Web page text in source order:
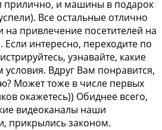
прилично, и машины в подарок
Все остальные отлично
на привлечение посетителей на
Если интересно, переходите по
узнавайте, какие
условия. Вдруг Вам понравится,
Может тоже в числе первых
окажетесь)) Обиднее всего,
видеоканалы наши
прикрылись законом.